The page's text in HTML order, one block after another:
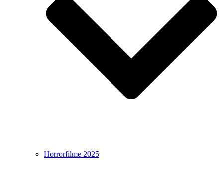
Horrorfilme 2025